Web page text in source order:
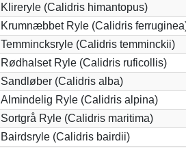
Klireryle (Calidris himantopus)
Krumnæbbet Ryle (Calidris
Temmincksryle (Calidris temminckii)
Rødhalset Ryle (Calidris ruficollis)
Sandløber (Calidris alba)
Almindelig Ryle (Calidris alpina)
Sortgrå Ryle (Calidris maritima)
Bairdsryle (Calidris bairdii)